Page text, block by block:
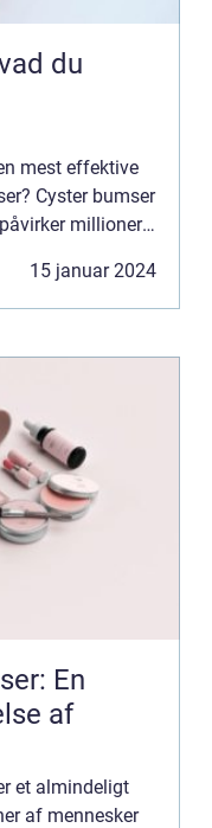
du
mest effektive
Cyster bumser
millioner
15 januar 2024
En
af
et almindeligt
af mennesker